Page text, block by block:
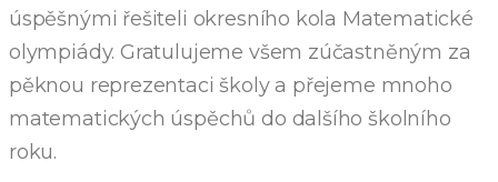
úspěšnými řešiteli okresního kola Matematické
olympiády. Gratulujeme všem zúčastněným za
pěknou reprezentaci školy a přejeme mnoho
matematických úspěchů do dalšího školního
roku.